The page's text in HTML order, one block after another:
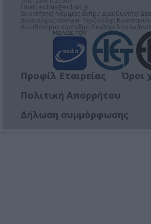
Email: eidisis@eidisis.gr
Ιδιοκτήτης/ Νόμιμος εκπρ./ Διευθυντής/
Δικαιούχος domain: Τερζενίδης
Διευθύντρια σύνταξης: Παγλαρίδου Ιωάννα
Προφίλ Εταιρείας
Όροι
Πολιτική Απορρήτου
Δήλωση συμμόρφωσης